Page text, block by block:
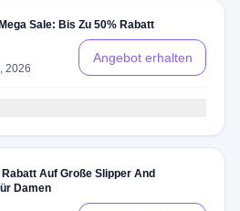
Sale: Bis Zu 50% Rabatt
2026
Angebot erhalten
Rabatt Auf Große Slipper And
Damen